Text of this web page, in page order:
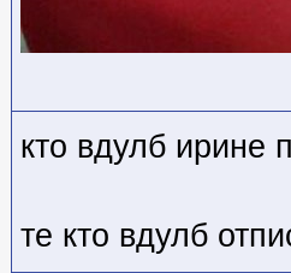
кто вдулб ирине
те кто вдулб